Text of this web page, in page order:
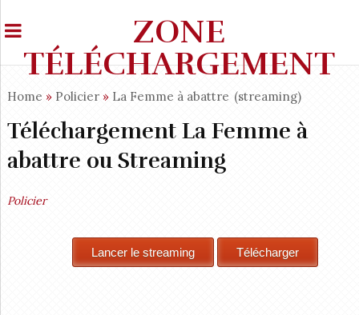
ZONE
TÉLÉCHARGEMENT
Home » Policier » La Femme à abattre (streaming)
Téléchargement La Femme à
abattre ou Streaming
Policier